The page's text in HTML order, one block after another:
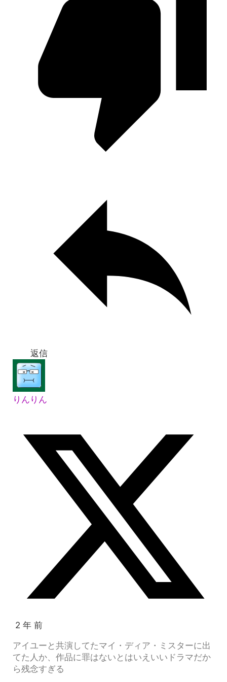
返信
りんりん
2 年 前
アイユーと共演してたマイ・ディア・ミスターに出
てた人か、作品に罪はないとはいえいいドラマだか
ら残念すぎる